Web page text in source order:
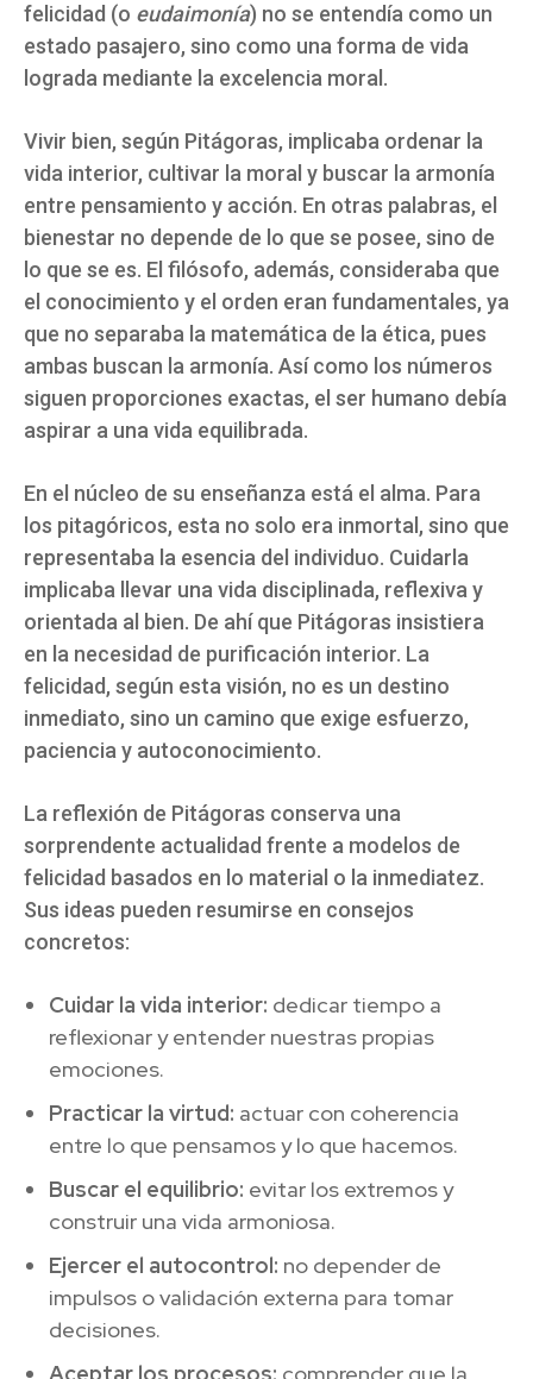
felicidad (o eudaimonía) no se entendía como un
estado pasajero, sino como una forma de vida
lograda mediante la excelencia moral.
Vivir bien, según Pitágoras, implicaba ordenar la
vida interior, cultivar la moral y buscar la armonía
entre pensamiento y acción. En otras palabras, el
bienestar no depende de lo que se posee, sino de
lo que se es. El filósofo, además, consideraba que
el conocimiento y el orden eran fundamentales, ya
que no separaba la matemática de la ética, pues
ambas buscan la armonía. Así como los números
siguen proporciones exactas, el ser humano debía
aspirar a una vida equilibrada.
En el núcleo de su enseñanza está el alma. Para
los pitagóricos, esta no solo era inmortal, sino que
representaba la esencia del individuo. Cuidarla
implicaba llevar una vida disciplinada, reflexiva y
orientada al bien. De ahí que Pitágoras insistiera
en la necesidad de purificación interior. La
felicidad, según esta visión, no es un destino
inmediato, sino un camino que exige esfuerzo,
paciencia y autoconocimiento.
La reflexión de Pitágoras conserva una
sorprendente actualidad frente a modelos de
felicidad basados en lo material o la inmediatez.
Sus ideas pueden resumirse en consejos
concretos:
Cuidar la vida interior: dedicar tiempo a
reflexionar y entender nuestras propias
emociones.
Practicar la virtud: actuar con coherencia
entre lo que pensamos y lo que hacemos.
Buscar el equilibrio: evitar los extremos y
construir una vida armoniosa.
Ejercer el autocontrol: no depender de
impulsos o validación externa para tomar
decisiones.